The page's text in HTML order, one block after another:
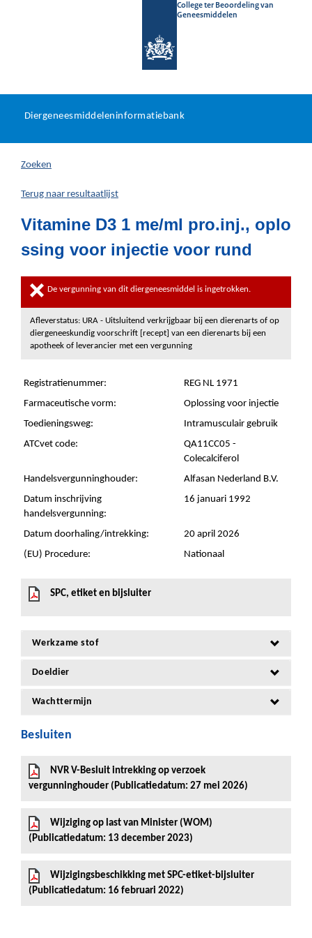
College ter Beoordeling van
Geneesmiddelen
U
hier:
Diergeneesmiddeleninformatiebank
Zoeken
Terug naar resultaatlijst
Vitamine D3 1 me/ml pro.inj., oplo
ssing voor injectie voor rund
De vergunning van dit diergeneesmiddel is ingetrokken.
Afleverstatus: URA - Uitsluitend verkrijgbaar bij een dierenarts of op
diergeneeskundig voorschrift [recept] van een dierenarts bij een
apotheek of leverancier met een vergunning
Registratienummer:
REG NL 1971
Farmaceutische vorm:
Oplossing voor injectie
Toedieningsweg:
Intramusculair gebruik
ATCvet code:
QA11CC05 -
Colecalciferol
Handelsvergunninghouder:
Alfasan Nederland B.V.
Datum inschrijving
handelsvergunning:
16 januari 1992
Datum doorhaling/intrekking:
20 april 2026
(EU) Procedure:
Nationaal
SPC, etiket en bijsluiter
Werkzame stof
Doeldier
Wachttermijn
Besluiten
NVR V-Besluit intrekking op verzoek
vergunninghouder (Publicatiedatum: 27 mei 2026)
Wijziging op last van Minister (WOM)
(Publicatiedatum: 13 december 2023)
Wijzigingsbeschikking met SPC-etiket-bijsluiter
(Publicatiedatum: 16 februari 2022)